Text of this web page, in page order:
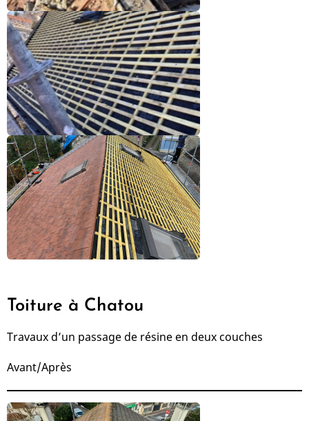
Toiture à Chatou
Travaux d’un passage de résine en deux couches
Avant/Après